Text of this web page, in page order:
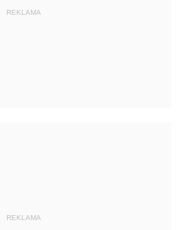
REKLAMA
REKLAMA